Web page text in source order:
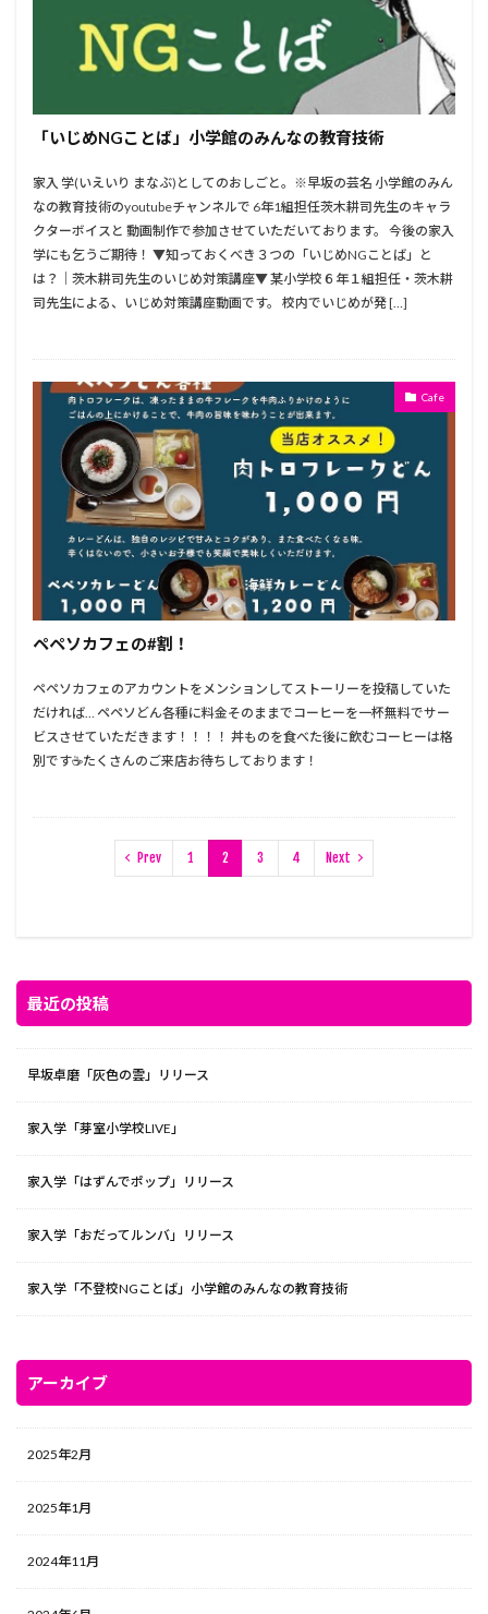
「いじめNGことば」小学館のみんなの教育技術
家入 学(いえいり まなぶ)としてのおしごと。※早坂の芸名 小学館のみん
なの教育技術のyoutubeチャンネルで 6年1組担任茨木耕司先生のキャラ
クターボイスと 動画制作で参加させていただいております。 今後の家入
学にも乞うご期待！ ▼知っておくべき３つの「いじめNGことば」と
は？｜茨木耕司先生のいじめ対策講座▼ 某小学校６年１組担任・茨木耕
司先生による、いじめ対策講座動画です。 校内でいじめが発 […]
Cafe
ペペソカフェの#割！
ペペソカフェのアカウントをメンションしてストーリーを投稿していた
だければ… ペペソどん各種に料金そのままでコーヒーを一杯無料でサー
ビスさせていただきます！！！！ 丼ものを食べた後に飲むコーヒーは格
別です☕️たくさんのご来店お待ちしております！
Prev 1 2 3 4 Next
最近の投稿
早坂卓磨「灰色の雲」リリース
家入学「芽室小学校LIVE」
家入学「はずんでポップ」リリース
家入学「おだってルンバ」リリース
家入学「不登校NGことば」小学館のみんなの教育技術
アーカイブ
2025年2月
2025年1月
2024年11月